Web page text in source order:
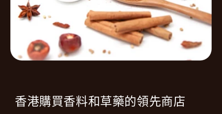
香港購買香料和草藥的領先商店